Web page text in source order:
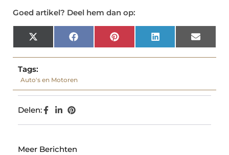
Goed artikel? Deel hem dan op:
X
(Twitter)
Facebook Pinterest LinkedIn Email
Tags:
Auto's en Motoren
Delen:
Meer Berichten